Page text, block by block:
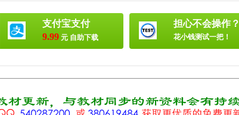
支付宝支付
9.99 元 自助下载
担心不会操作？
花小钱测试一把！